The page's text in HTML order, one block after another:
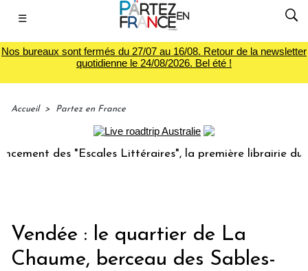
☰
Nos bureaux sont fermés du 27/07 au 16/08. Retour de la newsletter
quotidienne le 24/08/2026. Bel été !
Accueil > Partez en France
des "Escales Littéraires", la première librairie du voyage
Vendée : le quartier de La
Chaume, berceau des Sables-